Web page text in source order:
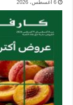
6 أغسطس، 2026